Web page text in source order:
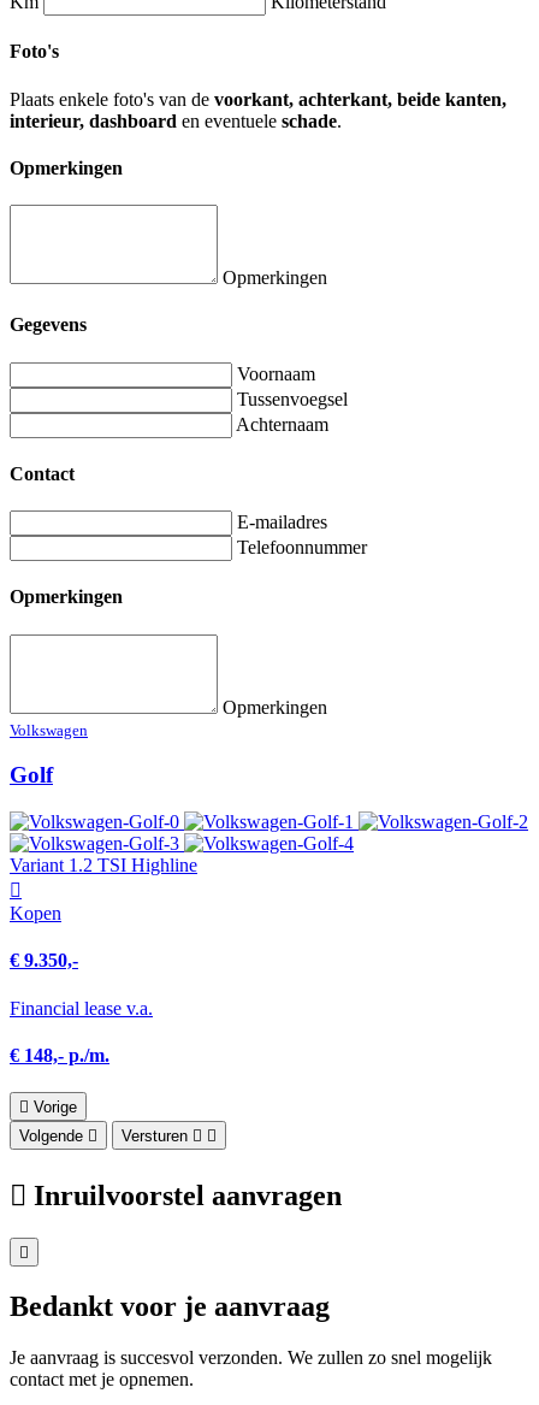
Foto's
Plaats enkele foto's van de voorkant, achterkant, beide kanten,
interieur, dashboard en eventuele schade.
Opmerkingen
Opmerkingen
Gegevens
Voornaam
Tussenvoegsel
Achternaam
Contact
E-mailadres
Telefoonnummer
Opmerkingen
Opmerkingen
Volkswagen
Golf
Variant 1.2 TSI Highline
Kopen
€ 9.350,-
Financial lease v.a.
€ 148,- p./m.
Vorige
Volgende
Versturen
Inruilvoorstel aanvragen
Bedankt voor je aanvraag
Je aanvraag is succesvol verzonden. We zullen zo snel mogelijk
contact met je opnemen.